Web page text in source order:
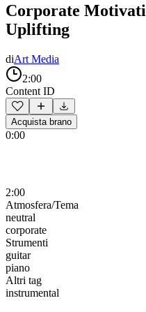
Corporate
Uplifting
diArt Media
2:00
Content ID
Acquista brano
0:00
2:00
Atmosfera/Tema
neutral
corporate
Strumenti
guitar
piano
Altri tag
instrumental